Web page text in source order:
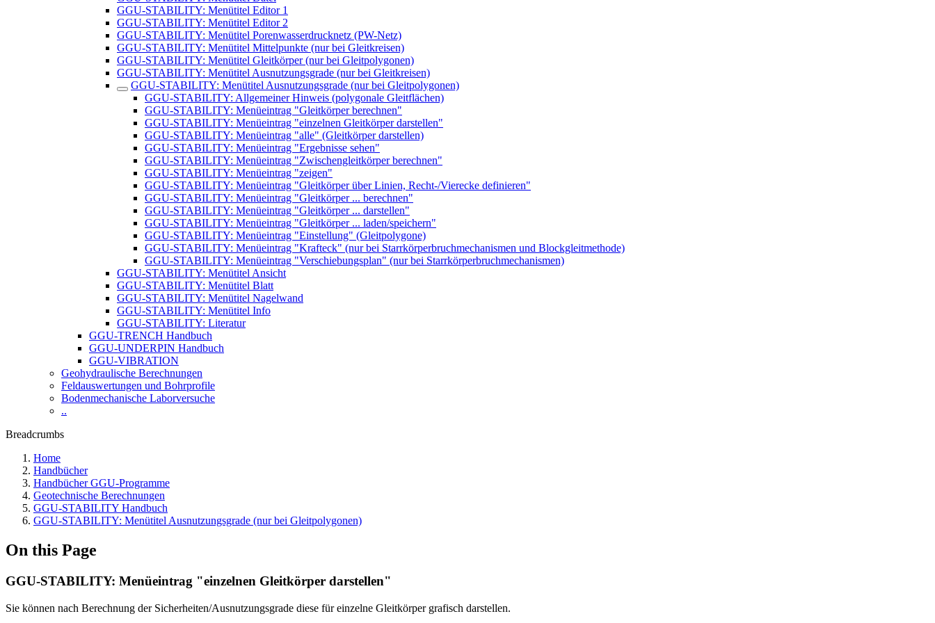
GGU-STABILITY: Menütitel Editor 1
GGU-STABILITY: Menütitel Editor 2
GGU-STABILITY: Menütitel Porenwasserdrucknetz (PW-Netz)
GGU-STABILITY: Menütitel Mittelpunkte (nur bei Gleitkreisen)
GGU-STABILITY: Menütitel Gleitkörper (nur bei Gleitpolygonen)
GGU-STABILITY: Menütitel Ausnutzungsgrade (nur bei Gleitkreisen)
GGU-STABILITY: Menütitel Ausnutzungsgrade (nur bei Gleitpolygonen)
GGU-STABILITY: Allgemeiner Hinweis (polygonale Gleitflächen)
GGU-STABILITY: Menüeintrag "Gleitkörper berechnen"
GGU-STABILITY: Menüeintrag "einzelnen Gleitkörper darstellen"
GGU-STABILITY: Menüeintrag "alle" (Gleitkörper darstellen)
GGU-STABILITY: Menüeintrag "Ergebnisse sehen"
GGU-STABILITY: Menüeintrag "Zwischengleitkörper berechnen"
GGU-STABILITY: Menüeintrag "zeigen"
GGU-STABILITY: Menüeintrag "Gleitkörper über Linien, Recht-/Vierecke definieren"
GGU-STABILITY: Menüeintrag "Gleitkörper ... berechnen"
GGU-STABILITY: Menüeintrag "Gleitkörper ... darstellen"
GGU-STABILITY: Menüeintrag "Gleitkörper ... laden/speichern"
GGU-STABILITY: Menüeintrag "Einstellung" (Gleitpolygone)
GGU-STABILITY: Menüeintrag "Krafteck" (nur bei Starrkörperbruchmechanismen und Blockgleitmethode)
GGU-STABILITY: Menüeintrag "Verschiebungsplan" (nur bei Starrkörperbruchmechanismen)
GGU-STABILITY: Menütitel Ansicht
GGU-STABILITY: Menütitel Blatt
GGU-STABILITY: Menütitel Nagelwand
GGU-STABILITY: Menütitel Info
GGU-STABILITY: Literatur
GGU-TRENCH Handbuch
GGU-UNDERPIN Handbuch
GGU-VIBRATION
Geohydraulische Berechnungen
Feldauswertungen und Bohrprofile
Bodenmechanische Laborversuche
..
Breadcrumbs
Home
Handbücher
Handbücher GGU-Programme
Geotechnische Berechnungen
GGU-STABILITY Handbuch
GGU-STABILITY: Menütitel Ausnutzungsgrade (nur bei Gleitpolygonen)
On this Page
GGU-STABILITY: Menüeintrag "einzelnen Gleitkörper darstellen"
Sie können nach Berechnung der Sicherheiten/Ausnutzungsgrade diese für einzelne Gleitkörper grafisch darstellen.